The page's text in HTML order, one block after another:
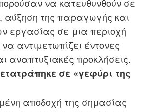
αύξηση της παραγωγής και
εργασίας σε μια περιοχή
αντιμετωπίζει έντονες
αναπτυξιακές προκλήσεις.
σε «γεφύρι της
αποδοχή της σημασίας